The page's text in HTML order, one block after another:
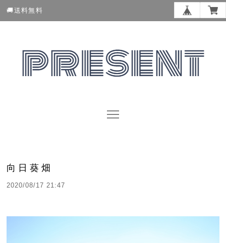
🚚送料無料
向日葵畑
2020/08/17 21:47